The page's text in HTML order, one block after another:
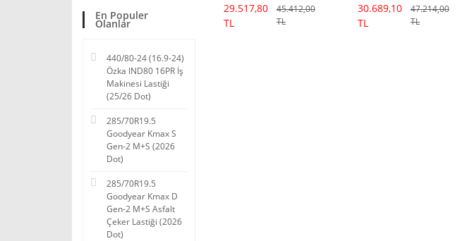
En Populer
Olanlar
440/80-24 (16.9-24)
Özka IND80 16PR İş
Makinesi Lastiği
(25/26 Dot)
285/70R19.5
Goodyear Kmax S
Gen-2 M+S (2026
Dot)
285/70R19.5
Goodyear Kmax D
Gen-2 M+S Asfalt
Çeker Lastiği (2026
Dot)
29.517,80
TL
45.412,00
TL
30.689,10
TL
47.214,00
TL